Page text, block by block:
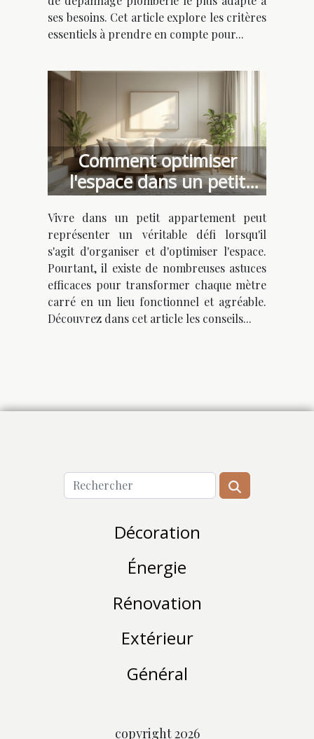
ses besoins. Cet article explore les critères
essentiels à prendre en compte pour...
Comment optimiser
l'espace dans un petit
appartement
Vivre dans un petit appartement peut
représenter un véritable défi lorsqu'il
s'agit d'organiser et d'optimiser l'espace.
Pourtant, il existe de nombreuses astuces
efficaces pour transformer chaque mètre
carré en un lieu fonctionnel et agréable.
Découvrez dans cet article les conseils...
Décoration
Énergie
Rénovation
Extérieur
Général
copyright 2026